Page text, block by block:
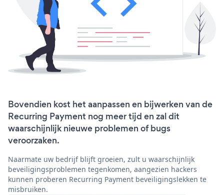
Bovendien kost het aanpassen en bijwerken van de
Recurring Payment nog meer tijd en zal dit
waarschijnlijk nieuwe problemen of bugs
veroorzaken.
Naarmate uw bedrijf blijft groeien, zult u waarschijnlijk
beveiligingsproblemen tegenkomen, aangezien hackers
kunnen proberen Recurring Payment beveiligingslekken te
misbruiken.